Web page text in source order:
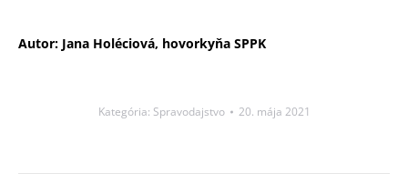
Autor: Jana Holéciová, hovorkyňa SPPK
Kategória: Spravodajstvo 20. mája 2021